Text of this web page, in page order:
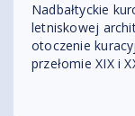
Nadbałtyckie
letniskowej
otoczenie
przełomie XIX i